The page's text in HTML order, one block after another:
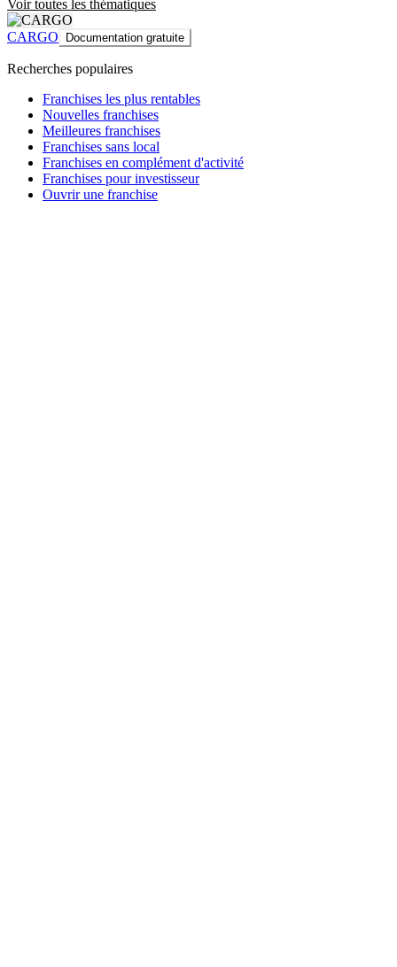
Voir toutes les thématiques
CARGO Documentation gratuite
Recherches populaires
Franchises les plus rentables
Nouvelles franchises
Meilleures franchises
Franchises sans local
Franchises en complément d'activité
Franchises pour investisseur
Ouvrir une franchise